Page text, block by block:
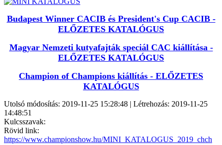
Budapest Winner CACIB és President's Cup CACIB -
ELŐZETES KATALÓGUS
Magyar Nemzeti kutyafajták speciál CAC kiállítása -
ELŐZETES KATALÓGUS
Champion of Champions kiállítás - ELŐZETES
KATALÓGUS
Utolsó módosítás: 2019-11-25 15:28:48 | Létrehozás: 2019-11-25
14:48:51
Kulcsszavak:
Rövid link:
https://www.championshow.hu/MINI_KATALOGUS_2019_chch